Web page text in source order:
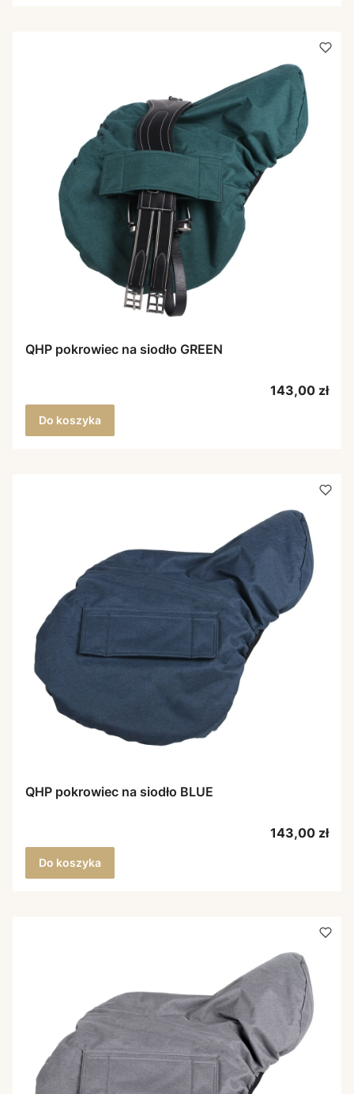
QHP pokrowiec na siodło GREEN
Cena
143,00 zł
Do koszyka
QHP pokrowiec na siodło BLUE
Cena
143,00 zł
Do koszyka